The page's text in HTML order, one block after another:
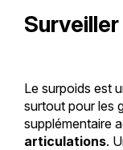
Le surpoids est
surtout pour les
supplémentaire
articulations.